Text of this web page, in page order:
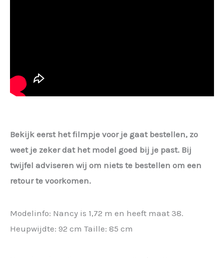
Bekijk eerst het filmpje voor je gaat bestellen, zo
weet je zeker dat het model goed bij je past. Bij
twijfel adviseren wij om niets te bestellen om een
retour te voorkomen.
Modelinfo: Nancy is 1,72 m en heeft maat 38.
Heupwijdte: 92 cm Taille: 85 cm